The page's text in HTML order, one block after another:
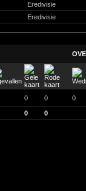
Eredivisie
Eredivisie
0 0 0
0 0